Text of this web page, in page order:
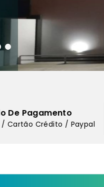
De Pagamento
Cartão Crédito / Paypal